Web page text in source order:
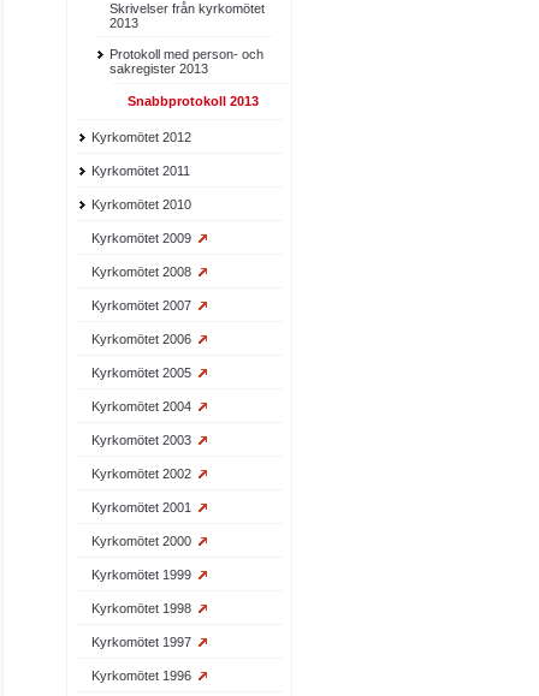
Skrivelser från kyrkomötet
2013
Protokoll med person- och
sakregister 2013
Snabbprotokoll 2013
Kyrkomötet 2012
Kyrkomötet 2011
Kyrkomötet 2010
Kyrkomötet 2009
Kyrkomötet 2008
Kyrkomötet 2007
Kyrkomötet 2006
Kyrkomötet 2005
Kyrkomötet 2004
Kyrkomötet 2003
Kyrkomötet 2002
Kyrkomötet 2001
Kyrkomötet 2000
Kyrkomötet 1999
Kyrkomötet 1998
Kyrkomötet 1997
Kyrkomötet 1996